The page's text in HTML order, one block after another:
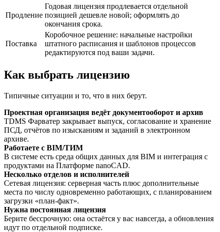
Продление
Годовая лицензия продлевается отдельной
позицией дешевле новой; оформлять до
окончания срока.
Поставка
Коробочное решение: начальные настройки
штатного расписания и шаблонов процессов
редактируются под ваши задачи.
Как выбрать лицензию
Типичные ситуации и то, что в них берут.
Проектная организация ведёт документооборот и архив
TDMS Фарватер закрывает выпуск, согласование и хранение
ПСД, отчётов по изысканиям и заданий в электронном
архиве.
Работаете с BIM/ТИМ
В системе есть среда общих данных для BIM и интеграция с
продуктами на Платформе nanoCAD.
Несколько отделов и исполнителей
Сетевая лицензия: серверная часть плюс дополнительные
места по числу одновременно работающих, с планированием
загрузки «план-факт».
Нужна постоянная лицензия
Берите бессрочную: она остаётся у вас навсегда, а обновления
идут по отдельной подписке.